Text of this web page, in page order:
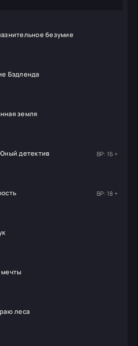
безумие
Бэдленда
земля
детектив ВР: 16 +
ВР: 18 +
леса